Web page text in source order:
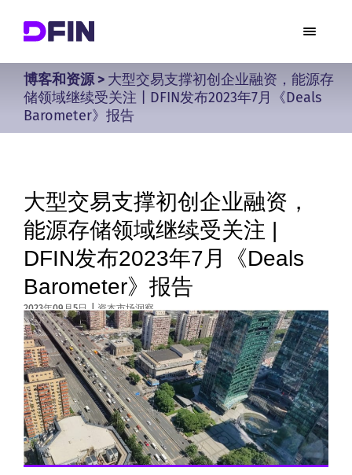
博客和资源> 大型交易支撑初创企业融资，能源存
储领域继续受关注 | DFIN发布2023年7月《Deals
Barometer》报告
大型交易支撑初创企业融资，
能源存储领域继续受关注 |
DFIN发布2023年7月《Deals
Barometer》报告
2023年09月5日 | 资本市场洞察